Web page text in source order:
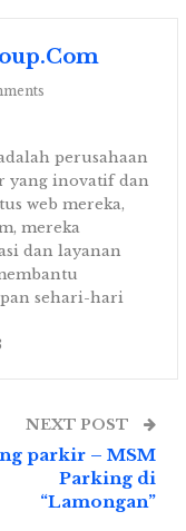
perusahaan
yang inovatif dan
web mereka,
mereka
dan layanan
sehari-hari
NEXT POST
parkir – MSM
Parking di
“Lamongan”